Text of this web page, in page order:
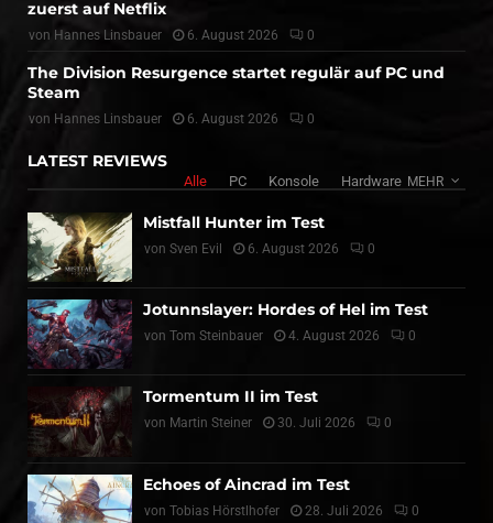
zuerst auf Netflix
von Hannes Linsbauer 6. August 2026 0
The Division Resurgence startet regulär auf PC und
Steam
von Hannes Linsbauer 6. August 2026 0
LATEST REVIEWS
Alle PC Konsole Hardware MEHR
Mistfall Hunter im Test
von Sven Evil 6. August 2026 0
Jotunnslayer: Hordes of Hel im Test
von Tom Steinbauer 4. August 2026 0
Tormentum II im Test
von Martin Steiner 30. Juli 2026 0
Echoes of Aincrad im Test
von Tobias Hörstlhofer 28. Juli 2026 0